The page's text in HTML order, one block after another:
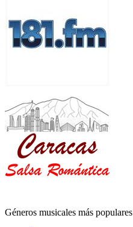
Géneros musicales más populares